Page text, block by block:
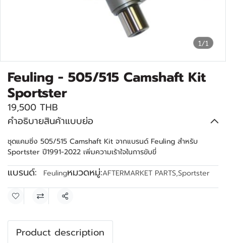
1/1
Feuling - 505/515 Camshaft Kit
Sportster
19,500 THB
คำอธิบายสินค้าแบบย่อ
ชุดแคมซิ่ง 505/515 Camshaft Kit จากแบรนด์ Feuling สำหรับ
Sportster ปี1991-2022 เพิ่มความเร้าใจในการขับขี่
แบรนด์: Feulingหมวดหมู่:AFTERMARKET PARTS,Sportster
แชร์
Product description